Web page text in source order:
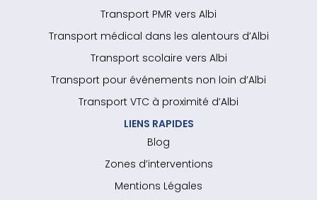
Transport PMR vers Albi
Transport médical dans les alentours d’Albi
Transport scolaire vers Albi
Transport pour événements non loin d’Albi
Transport VTC à proximité d’Albi
LIENS RAPIDES
Blog
Zones d’interventions
Mentions Légales